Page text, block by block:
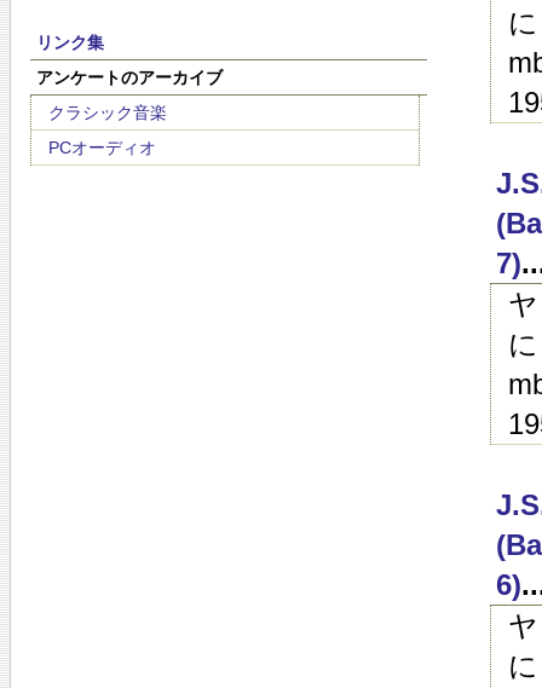
リンク集
アンケートのアーカイブ
クラシック音楽
PCオーディオ
7)
6)